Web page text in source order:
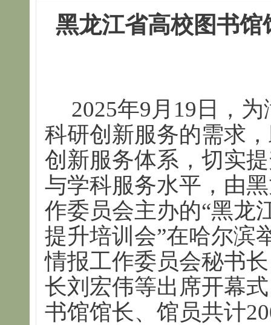
黑龙江省高校图书
2025年9月19日，
科研创新服务的需求
创新服务体系，切实
与学科服务水平，由
作委员会主办的“黑龙
提升培训会”在哈尔滨
情报工作委员会秘书
长刘宏伟等出席开幕
书馆馆长、馆员共计